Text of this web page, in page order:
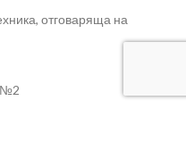
отговаряща на
№2